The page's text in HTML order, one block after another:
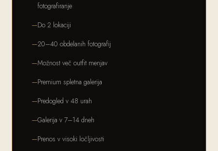
fotografiranje
Do 2 lokaciji
20–40 obdelanih fotografij
Možnost več outfit menjav
Premium spletna galerija
Predogled v 48 urah
Galerija v 7–14 dneh
Prenos v visoki ločljivosti